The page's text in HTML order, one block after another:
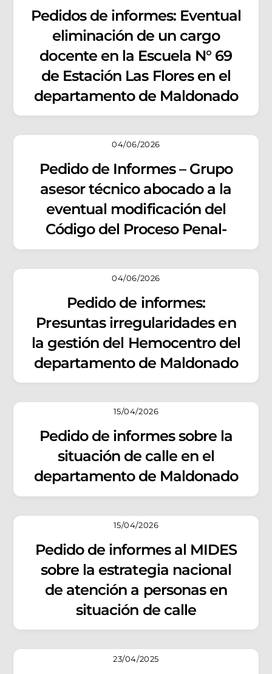
Pedidos de informes: Eventual
eliminación de un cargo
docente en la Escuela N° 69
de Estación Las Flores en el
departamento de Maldonado
04/06/2026
Pedido de Informes – Grupo
asesor técnico abocado a la
eventual modificación del
Código del Proceso Penal-
04/06/2026
Pedido de informes:
Presuntas irregularidades en
la gestión del Hemocentro del
departamento de Maldonado
15/04/2026
Pedido de informes sobre la
situación de calle en el
departamento de Maldonado
15/04/2026
Pedido de informes al MIDES
sobre la estrategia nacional
de atención a personas en
situación de calle
23/04/2025